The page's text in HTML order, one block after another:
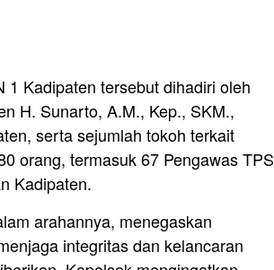
1 Kadipaten tersebut dihadiri oleh
H. Sunarto, A.M., Kep., SKM.,
serta sejumlah tokoh terkait
orang, termasuk 67 Pengawas TPS
Kadipaten.
arahannya, menegaskan
integritas dan kelancaran